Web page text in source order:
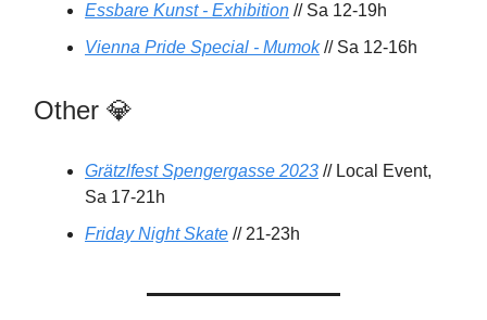
Essbare Kunst - Exhibition // Sa 12-19h
Vienna Pride Special - Mumok// Sa 12-16h
Other 💎
Grätzlfest Spengergasse 2023 // Local Event,
Sa 17-21h
Friday Night Skate // 21-23h